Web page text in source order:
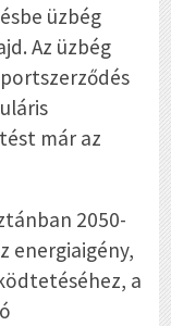
üzbég
Az üzbég
már az
2050-
energiaigény,
a